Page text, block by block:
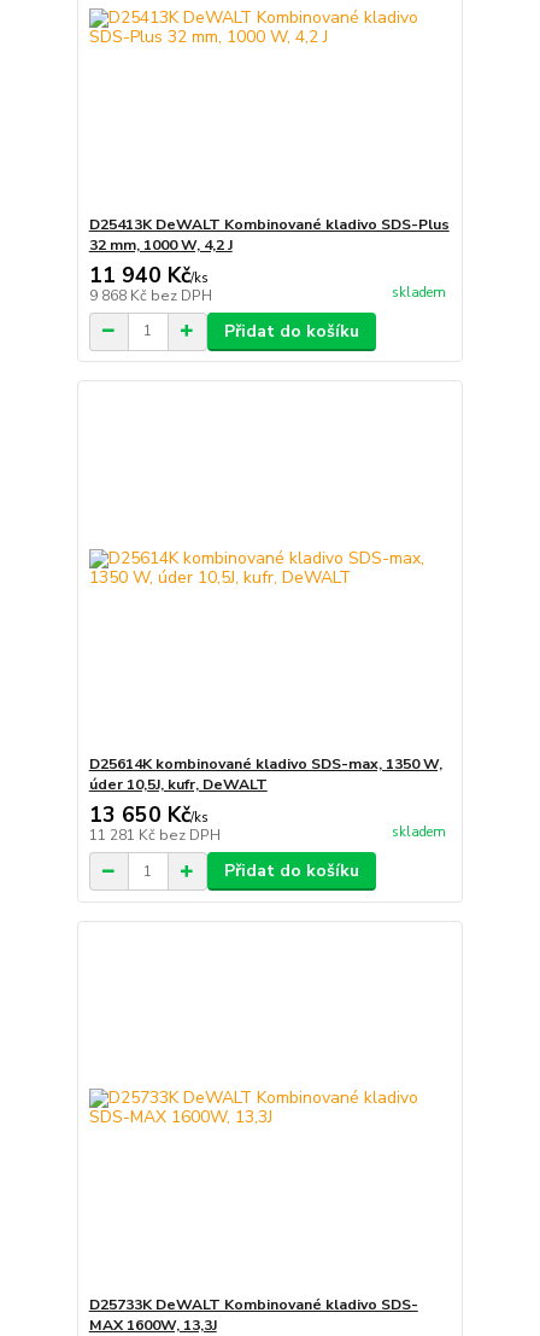
D25413K DeWALT Kombinované kladivo SDS-Plus
32 mm, 1000 W, 4,2 J
11 940 Kč/ks
9 868 Kč bez DPH skladem
Přidat do košíku
D25614K kombinované kladivo SDS-max, 1350 W,
úder 10,5J, kufr, DeWALT
13 650 Kč/ks
11 281 Kč bez DPH skladem
Přidat do košíku
D25733K DeWALT Kombinované kladivo SDS-
MAX 1600W, 13,3J